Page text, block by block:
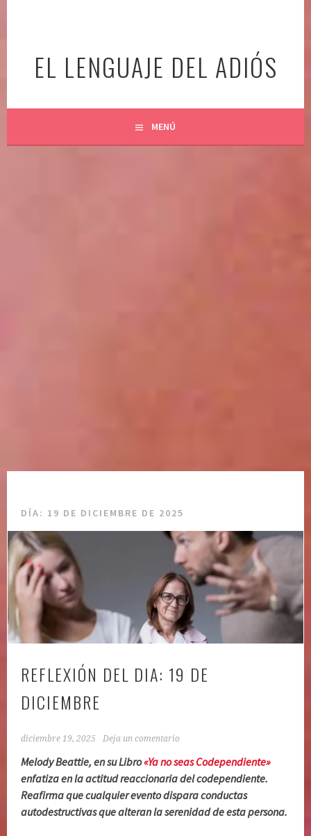
EL LENGUAJE DEL ADIÓS
MENÚ
DÍA: 19 DE DICIEMBRE DE 2025
REFLEXIÓN DEL DIA: 19 DE
DICIEMBRE
diciembre 19, 2025 Deja un comentario
Melody Beattie, en su Libro«Ya no seas Codependiente»
enfatiza en la actitud reaccionaria del codependiente.
Reafirma que cualquier evento dispara conductas
autodestructivas que alteran la serenidad de esta persona.